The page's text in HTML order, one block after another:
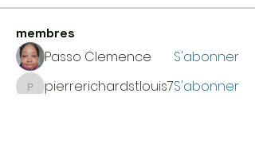
membres
Passo Clemence S'abonner
pierrerichardstlouis7
pierrerichardstlouis7S'abonner